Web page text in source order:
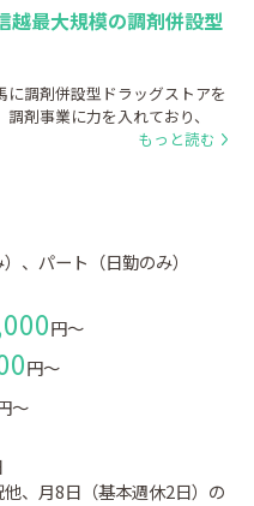
越最大規模の調剤併設型
調剤併設型ドラッグストアを
剤事業に力を入れており、
もっと読む
、パート（日勤のみ）
円〜
円〜
〜
、月8日（基本週休2日）の